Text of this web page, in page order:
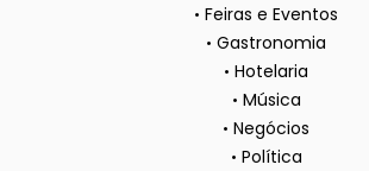
Feiras e Eventos
Gastronomia
Hotelaria
Música
Negócios
Política